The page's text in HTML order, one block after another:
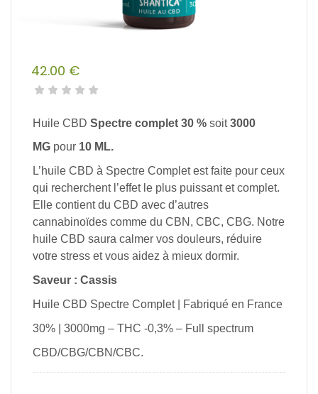
42.00 €
Huile CBD Spectre complet 30 % soit3000
MG pour 10 ML.
L’huile CBD à Spectre Complet est faite pour ceux
qui recherchent l’effet le plus puissant et complet.
Elle contient du CBD avec d’autres
cannabinoïdes comme du CBN, CBC, CBG. Notre
huile CBD saura calmer vos douleurs, réduire
votre stress et vous aidez à mieux dormir.
Saveur : Cassis
Huile CBD Spectre Complet | Fabriqué en France
30% | 3000mg – THC -0,3% – Full spectrum
CBD/CBG/CBN/CBC.